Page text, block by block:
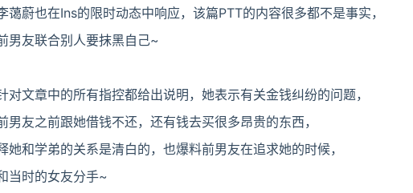
蔼蔚也在Ins的限时动态中响应，该篇PTT的内容很多都不是事实，
男友联合别人要抹黑自己~
对文章中的所有指控都给出说明，她表示有关金钱纠纷的问题，
男友之前跟她借钱不还，还有钱去买很多昂贵的东西，
她和学弟的关系是清白的，也爆料前男友在追求她的时候，
当时的女友分手~